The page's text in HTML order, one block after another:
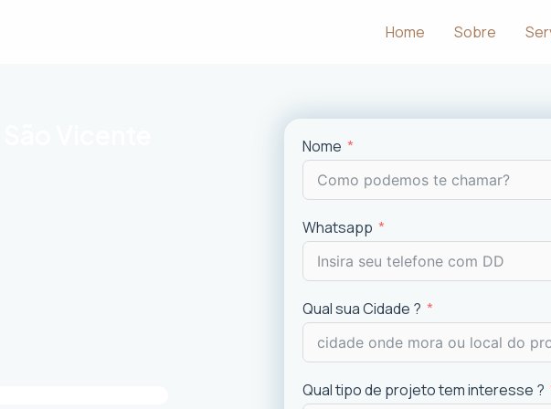
Home Sobre
Nome
Whatsapp
Qual sua Cidade ?
Qual tipo de projeto tem interesse ?